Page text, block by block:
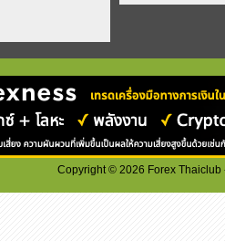
Copyright ©2026 Forex Thaiclub